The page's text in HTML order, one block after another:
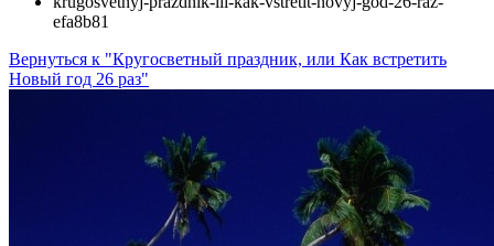
efa8b81
Вернуться к "Кругосветный праздник, или Как встретить
Новый год 26 раз"